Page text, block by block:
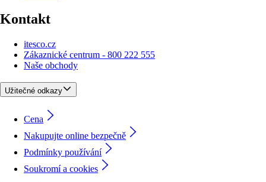
Kontakt
itesco.cz
Zákaznické centrum - 800 222 555
Naše obchody
Užitečné odkazy
Cena
Nakupujte online bezpečně
Podmínky používání
Soukromí a cookies